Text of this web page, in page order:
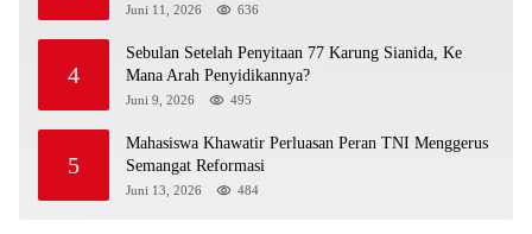
Juni 11, 2026 636
4
Sebulan Setelah Penyitaan 77 Karung Sianida, Ke
Mana Arah Penyidikannya?
Juni 9, 2026 495
5
Mahasiswa Khawatir Perluasan Peran TNI Menggerus
Semangat Reformasi
Juni 13, 2026 484